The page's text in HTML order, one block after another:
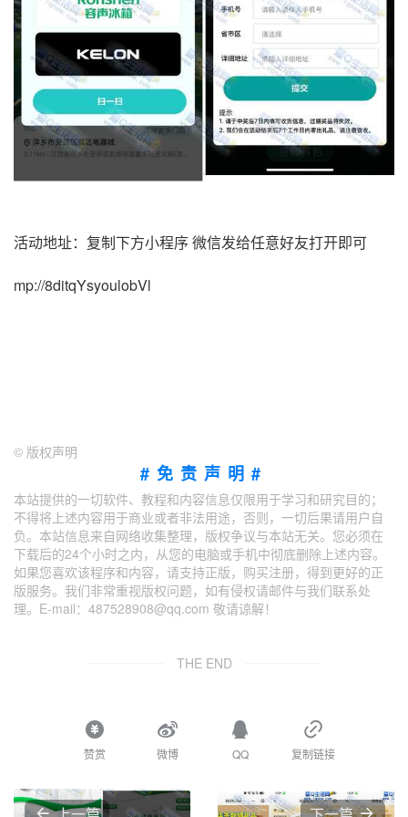
活动地址：复制下方小程序 微信发给任意好友打开即可
mp://8ditqYsyoulobVl
© 版权声明
#免责声明#
本站提供的一切软件、教程和内容信息仅限用于学习和研究目的；
不得将上述内容用于商业或者非法用途，否则，一切后果请用户自
负。本站信息来自网络收集整理，版权争议与本站无关。您必须在
下载后的24个小时之内，从您的电脑或手机中彻底删除上述内容。
如果您喜欢该程序和内容，请支持正版，购买注册，得到更好的正
版服务。我们非常重视版权问题，如有侵权请邮件与我们联系处
理。E-mail：487528908@qq.com 敬请谅解！
THE END
赞赏 微博 QQ 复制链接